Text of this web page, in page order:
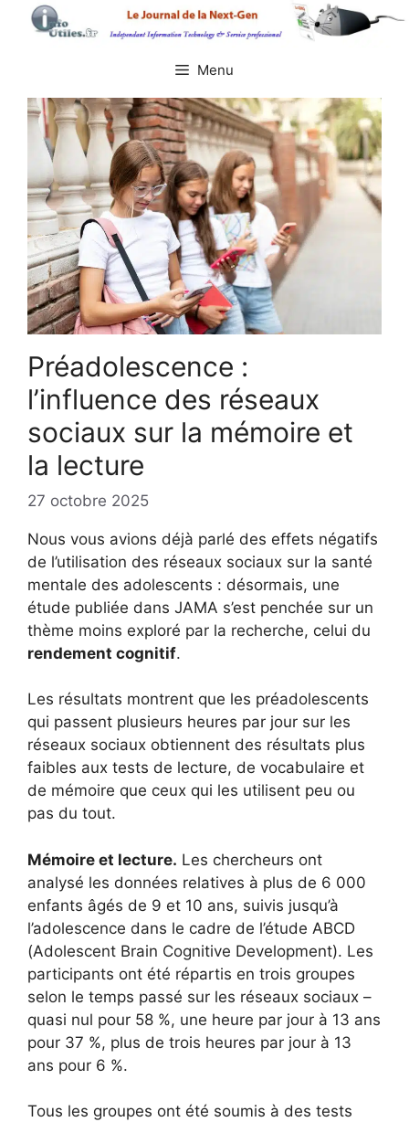
Aller
Menu
Préadolescence :
l’influence des réseaux
sociaux sur la mémoire et
la lecture
27 octobre 2025
Nous vous avions déjà parlé des effets négatifs
de l’utilisation des réseaux sociaux sur la santé
mentale des adolescents : désormais, une
étude publiée dans JAMA s’est penchée sur un
thème moins exploré par la recherche, celui du
rendement cognitif.
Les résultats montrent que les préadolescents
qui passent plusieurs heures par jour sur les
réseaux sociaux obtiennent des résultats plus
faibles aux tests de lecture, de vocabulaire et
de mémoire que ceux qui les utilisent peu ou
pas du tout.
Mémoire et lecture. Les chercheurs ont
analysé les données relatives à plus de 6 000
enfants âgés de 9 et 10 ans, suivis jusqu’à
l’adolescence dans le cadre de l’étude ABCD
(Adolescent Brain Cognitive Development). Les
participants ont été répartis en trois groupes
selon le temps passé sur les réseaux sociaux –
quasi nul pour 58 %, une heure par jour à 13 ans
pour 37 %, plus de trois heures par jour à 13
ans pour 6 %.
Tous les groupes ont été soumis à des tests